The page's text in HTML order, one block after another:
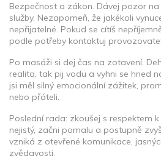
Bezpečnost a zákon. Dávej pozor
služby. Nezapomeň, že jakékoli
nepřijatelné. Pokud se cítíš
podle potřeby kontaktuj
Po masáži si dej čas na zotavení.
realita, tak pij vodu a vyhni se hned
jsi měl silný emocionální zážitek,
nebo přáteli.
Poslední rada: zkoušej s respektem
nejistý, začni pomalu a postupně
vzniká z otevřené komunikace,
zvědavosti.